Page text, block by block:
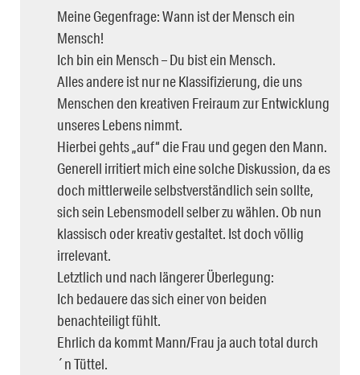
Meine Gegenfrage: Wann ist der Mensch ein
Mensch!
Ich bin ein Mensch – Du bist ein Mensch.
Alles andere ist nur ne Klassifizierung, die uns
Menschen den kreativen Freiraum zur Entwicklung
unseres Lebens nimmt.
Hierbei gehts „auf“ die Frau und gegen den Mann.
Generell irritiert mich eine solche Diskussion, da es
doch mittlerweile selbstverständlich sein sollte,
sich sein Lebensmodell selber zu wählen. Ob nun
klassisch oder kreativ gestaltet. Ist doch völlig
irrelevant.
Letztlich und nach längerer Überlegung:
Ich bedauere das sich einer von beiden
benachteiligt fühlt.
Ehrlich da kommt Mann/Frau ja auch total durch
´n Tüttel.